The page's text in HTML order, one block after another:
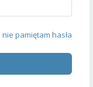
nie pamiętam hasła